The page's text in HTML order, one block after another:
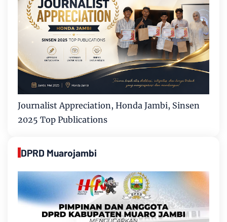
Journalist Appreciation, Honda Jambi, Sinsen
2025 Top Publications
DPRD Muarojambi